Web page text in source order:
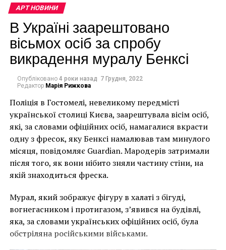
Читайте также:Шикарные
гиперреалистичные скульптуры из дерева
покорили ценителей искусства
Порой, пристально рассматривая полотна супругов,
можно подумать, что смотришь на них через
мельчайшие поры на лицах, все тончайшие
волосинки и даже морщинки. Мастера умело
используют тонкие кисточки и масляные краски для
прорисовки сложнейших деталей на своих
АРТ НОВИНИ
В Україні заарештовано
вісьмох осіб за спробу
викрадення муралу Бенксі
Опубліковано 4 роки назад 7 Грудня, 2022
Редактор Марія Рижкова
Поліція в Гостомелі, невеликому передмісті
української столиці Києва, заарештувала вісім осіб,
які, за словами офіційних осіб, намагалися вкрасти
одну з фресок, яку Бенксі намалював там минулого
місяця, повідомляє Guardian. Мародерів затримали
після того, як вони нібито зняли частину стіни, на
якій знаходиться фреска.
Мурал, який зображує фігуру в халаті з бігуді,
вогнегасником і протигазом, з’явився на будівлі,
яка, за словами українських офіційних осіб, була
обстріляна російськими військами.